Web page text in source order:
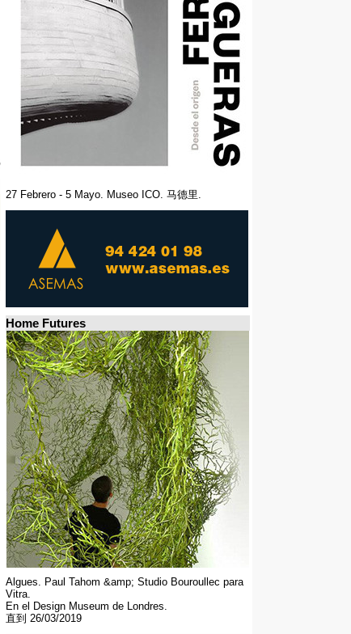
27 Febrero - 5 Mayo. Museo ICO. 马德里.
Home Futures
Algues. Paul Tahom &amp; Studio Bouroullec para
Vitra.
En el Design Museum de Londres.
直到 26/03/2019